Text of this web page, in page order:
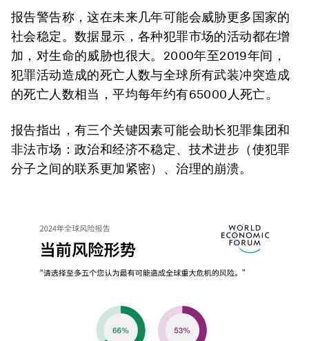
报告警告称，这在未来几年可能会威胁更多国家的
社会稳定。数据显示，各种犯罪市场的活动都在增
加，对生命的威胁也很大。2000年至2019年间，
犯罪活动造成的死亡人数与全球所有武装冲突造成
的死亡人数相当，平均每年约有65000人死亡。
报告指出，有三个关键因素可能会助长犯罪集团和
非法市场：政治和经济不稳定、技术进步（使犯罪
分子之间的联系更加紧密）、治理的崩溃。